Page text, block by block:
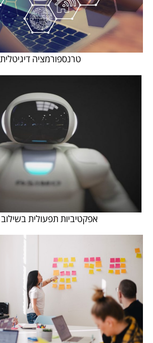
טרנספורמציה דיגיטלית
אפקטיביות תפעולית בשילוב RPA